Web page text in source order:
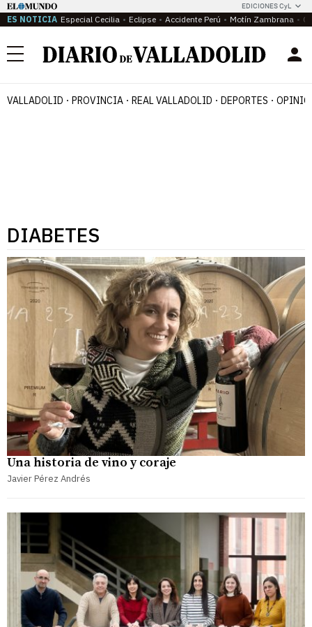
EDICIONES CyL
ES NOTICIA Especial Cecilia Eclipse Accidente Perú Motín Zambrana
Menú
VALLADOLID PROVINCIA REAL VALLADOLID DEPORTES
DIABETES
Una historia de vino y coraje
Javier Pérez Andrés